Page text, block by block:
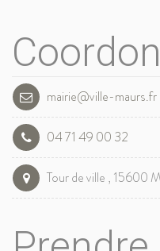
mairie@ville-maurs.fr
04 71 49 00 32
Tour de ville , 15600